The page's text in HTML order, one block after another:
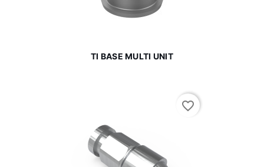
TI BASE MULTI UNIT
favorite_border